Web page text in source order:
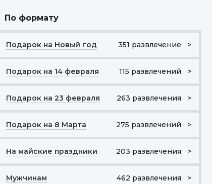
По формату
Подарок на Новый год 351 развлечение >
Подарок на 14 февраля 115 развлечений >
Подарок на 23 февраля 263 развлечения >
Подарок на 8 Марта 275 развлечений >
На майские праздники 203 развлечения >
Мужчинам 462 развлечения >